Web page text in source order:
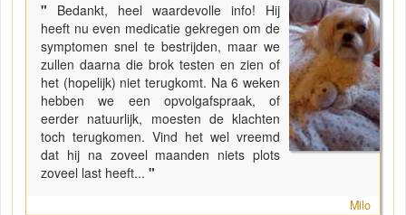
" Bedankt, heel waardevolle info! Hij
heeft nu even medicatie gekregen om de
symptomen snel te bestrijden, maar we
zullen daarna die brok testen en zien of
het (hopelijk) niet terugkomt. Na 6 weken
hebben we een opvolgafspraak, of
eerder natuurlijk, moesten de klachten
toch terugkomen. Vind het wel vreemd
dat hij na zoveel maanden niets plots
zoveel last heeft... "
Milo